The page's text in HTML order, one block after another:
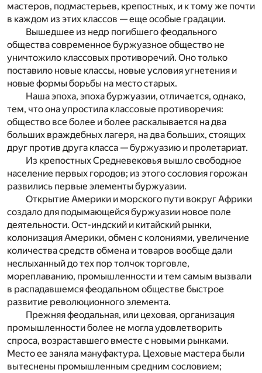
мастеров, подмастерьев, крепостных, и к тому же почти
в каждом из этих классов — еще особые градации.
Вышедшее из недр погибшего феодального
общества современное буржуазное общество не
уничтожило классовых противоречий. Оно только
поставило новые классы, новые условия угнетения и
новые формы борьбы на место старых.
Наша эпоха, эпоха буржуазии, отличается, однако,
тем, что она упростила классовые противоречия:
общество все более и более раскалывается на два
больших враждебных лагеря, на два больших, стоящих
друг против друга класса — буржуазию и пролетариат.
Из крепостных Средневековья вышло свободное
население первых городов; из этого сословия горожан
развились первые элементы буржуазии.
Открытие Америки и морского пути вокруг Африки
создало для подымающейся буржуазии новое поле
деятельности. Ост-индский и китайский рынки,
колонизация Америки, обмен с колониями, увеличение
количества средств обмена и товаров вообще дали
неслыханный до тех пор толчок торговле,
мореплаванию, промышленности и тем самым вызвали
в распадавшемся феодальном обществе быстрое
развитие революционного элемента.
Прежняя феодальная, или цеховая, организация
промышленности более не могла удовлетворить
спроса, возраставшего вместе с новыми рынками.
Место ее заняла мануфактура. Цеховые мастера были
вытеснены промышленным средним сословием;